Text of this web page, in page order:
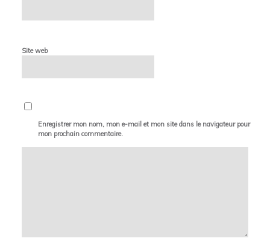
Site web
Enregistrer mon nom, mon e-mail et mon site dans le navigateur pour
mon prochain commentaire.